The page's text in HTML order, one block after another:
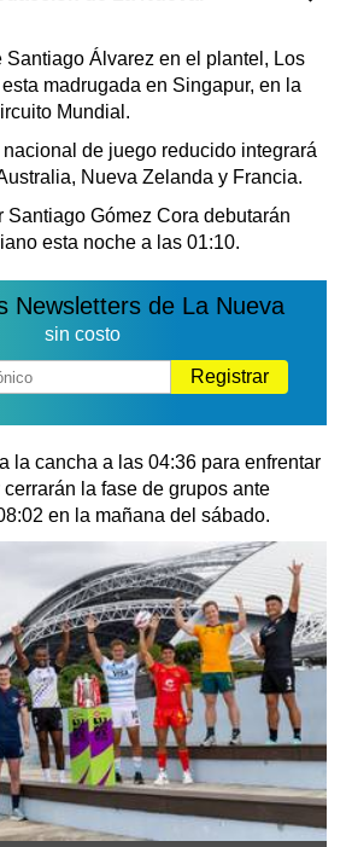
Farmacias
Transportes
Loterías
Datos Útiles
Fúnebres
Edictos
Teléfonos de urgencia
Santiago Álvarez en el plantel, Los
madrugada en Singapur, en la
Mundial.
de juego reducido integrará
Nueva Zelanda y Francia.
Santiago Gómez Cora debutarán
esta noche a las 01:10.
Newsletters de La Nueva
sin costo
Registrar
la cancha a las 04:36 para enfrentar
la fase de grupos ante
en la mañana del sábado.